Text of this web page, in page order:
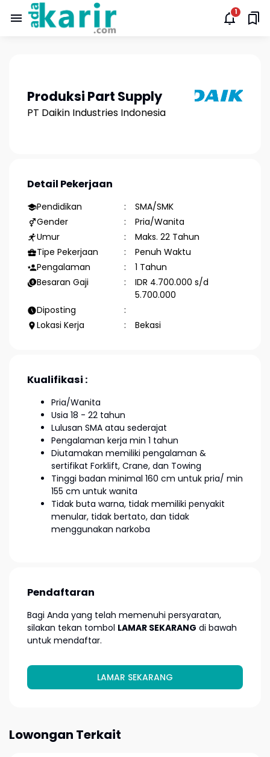
Produksi Part Supply
PT Daikin Industries Indonesia
Detail Pekerjaan
Pendidikan
SMA/SMK
Gender
Pria/Wanita
Umur
Maks. 22 Tahun
Tipe Pekerjaan
Penuh Waktu
Pengalaman
1 Tahun
Besaran Gaji
IDR 4.700.000 s/d
5.700.000
Diposting
Lokasi Kerja
Bekasi
Kualifikasi :
Pria/Wanita
Usia 18 - 22 tahun
Lulusan SMA atau sederajat
Pengalaman kerja min 1 tahun
Diutamakan memiliki pengalaman &
sertifikat Forklift, Crane, dan Towing
Tinggi badan minimal 160 cm untuk pria/ min
155 cm untuk wanita
Tidak buta warna, tidak memiliki penyakit
menular, tidak bertato, dan tidak
menggunakan narkoba
Pendaftaran
Bagi Anda yang telah memenuhi persyaratan,
silakan tekan tombol LAMAR SEKARANG di bawah
untuk mendaftar.
LAMAR SEKARANG
Lowongan Terkait